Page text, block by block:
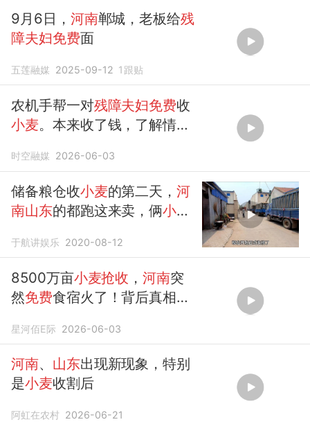
麦｜来听新闻
9月6日， 河南郸城，老板给残
障夫妇免费面
五莲融媒 2025-09-12 1 跟贴
农机手帮一对残障夫妇免费收
小麦。本来收了钱，了解情况
时空融媒 2026-06-03
储备粮仓收小麦的第二天， 河
南山东的都跑这来卖，俩小伙
于航讲娱乐 2020-08-12
8500万亩小麦抢收 ，河南突
然免费食宿火了！背后真相暖
星河佰E际 2026-06-03
河南、 山东出现新现象，特别
是小麦收割后
阿虹在农村 2026-06-21